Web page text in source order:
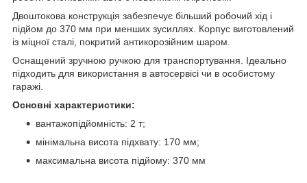
Двоштокова конструкція забезпечує більший робочий хід і
підйом до 370 мм при менших зусиллях. Корпус виготовлений
із міцної сталі, покритий антикорозійним шаром.
Оснащений зручною ручкою для транспортування. Ідеально
підходить для використання в автосервісі чи в особистому
гаражі.
Основні характеристики:
вантажопідйомність: 2 т;
мінімальна висота підхвату: 170 мм;
максимальна висота підйому: 370 мм